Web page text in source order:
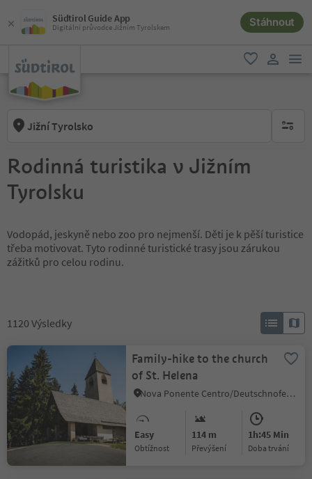
Südtirol Guide App
Digitální průvodce Jižním Tyrolskem Stáhnout
oblíbené
Jižní Tyrolsko brak
Rodinná turistika v Jižním
Tyrolsku
Vodopád, jeskyně nebo zoo pro nejmenší. Děti je k pěší turistice
třeba motivovat. Tyto rodinné turistické trasy jsou zárukou
zážitků pro celou rodinu.
1120 Výsledky
Family-hike to the church
of St. Helena
Nova Ponente Centro/Deutschnofen Dorf, Deutschnofen/Nova Ponente, Dolomites Region Eggental
Easy
Obtížnost
114 m
Převýšení
1h:45 Min
doba trvání